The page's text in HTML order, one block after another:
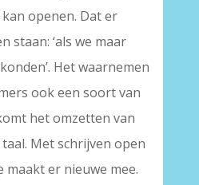
openen. Dat er
staan: ‘als we maar
konden’. Het waarnemen
ook een soort van
het omzetten van
Met schrijven open
maakt er nieuwe mee.